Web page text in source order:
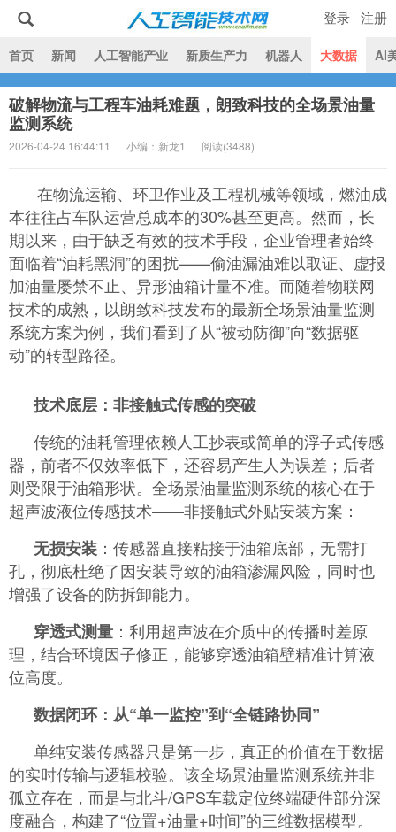
人工智能技术网
首页 新闻 人工智能产业 新质生产力 机器人 大数据 AI
登录 注册
破解物流与工程车油耗难题，朗致科技的全场景油量
监测系统
2026-04-24 16:44:11 小编：新龙1 阅读(3488)
在物流运输、环卫作业及工程机械等领域，燃油成
本往往占车队运营总成本的30%甚至更高。然而，长
期以来，由于缺乏有效的技术手段，企业管理者始终
面临着“油耗黑洞”的困扰——偷油漏油难以取证、虚报
加油量屡禁不止、异形油箱计量不准。而随着物联网
技术的成熟，以朗致科技发布的最新全场景油量监测
系统方案为例，我们看到了从“被动防御”向“数据驱
动”的转型路径。
技术底层：非接触式传感的突破
传统的油耗管理依赖人工抄表或简单的浮子式传感
器，前者不仅效率低下，还容易产生人为误差；后者
则受限于油箱形状。全场景油量监测系统的核心在于
超声波液位传感技术——非接触式外贴安装方案：
无损安装 ：传感器直接粘接于油箱底部，无需打
孔，彻底杜绝了因安装导致的油箱渗漏风险，同时也
增强了设备的防拆卸能力。
穿透式测量 ：利用超声波在介质中的传播时差原
理，结合环境因子修正，能够穿透油箱壁精准计算液
位高度。
数据闭环：从“单一监控”到“全链路协同”
单纯安装传感器只是第一步，真正的价值在于数据
的实时传输与逻辑校验。该全场景油量监测系统并非
孤立存在，而是与北斗/GPS车载定位终端硬件部分深
度融合，构建了“位置+油量+时间”的三维数据模型。